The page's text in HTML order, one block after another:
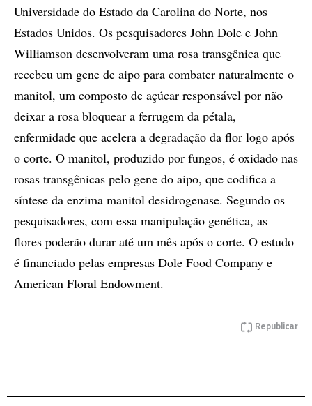
Universidade do Estado da Carolina do Norte, nos
Estados Unidos. Os pesquisadores John Dole e John
Williamson desenvolveram uma rosa transgênica que
recebeu um gene de aipo para combater naturalmente o
manitol, um composto de açúcar responsável por não
deixar a rosa bloquear a ferrugem da pétala,
enfermidade que acelera a degradação da flor logo após
o corte. O manitol, produzido por fungos, é oxidado nas
rosas transgênicas pelo gene do aipo, que codifica a
síntese da enzima manitol desidrogenase. Segundo os
pesquisadores, com essa manipulação genética, as
flores poderão durar até um mês após o corte. O estudo
é financiado pelas empresas Dole Food Company e
American Floral Endowment.
Republicar